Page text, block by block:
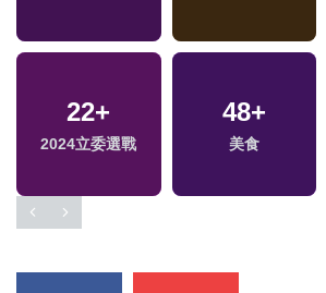
22+
2024立委選戰
48+
美食